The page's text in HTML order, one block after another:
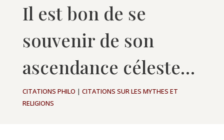
Il est bon de se
souvenir de son
ascendance céleste…
CITATIONS PHILO | CITATIONS SUR LES MYTHES ET
RELIGIONS